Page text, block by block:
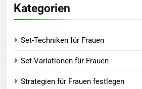
Kategorien
Set-Techniken für Frauen
Set-Variationen für Frauen
Strategien für Frauen festlegen